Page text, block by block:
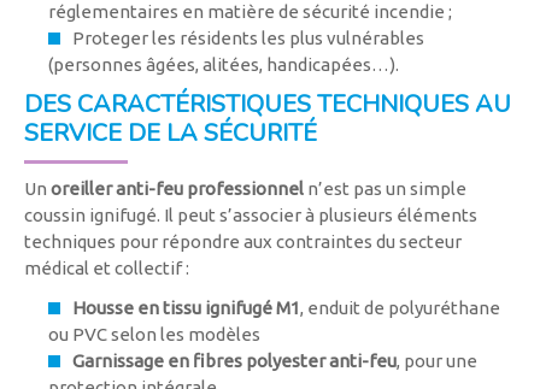
réglementaires en matière de sécurité incendie ;
Proteger les résidents les plus vulnérables
(personnes âgées, alitées, handicapées…).
DES CARACTÉRISTIQUES TECHNIQUES AU
SERVICE DE LA SÉCURITÉ
Un oreiller anti-feu professionnel n’est pas un simple
coussin ignifugé. Il peut s’associer à plusieurs éléments
techniques pour répondre aux contraintes du secteur
médical et collectif :
Housse en tissu ignifugé M1, enduit de polyuréthane
ou PVC selon les modèles
Garnissage en fibres polyester anti-feu, pour une